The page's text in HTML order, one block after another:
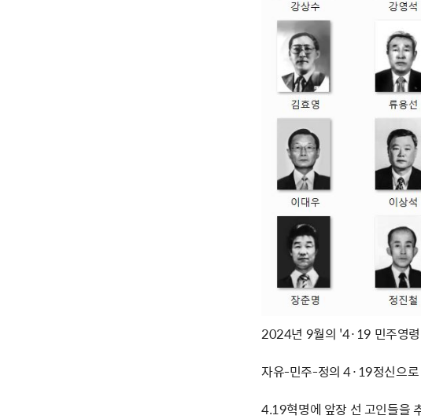
2024년 9월의 '4·19 민주영
자유-민주-정의 4·19정신으
4.19혁명에 앞장 선 고인들을